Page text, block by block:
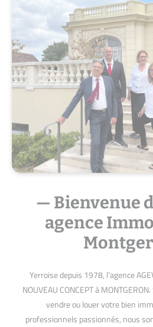
— Bienvenue
agence
Yerroise depuis 1978, l’agence
NOUVEAU CONCEPT à
vendre ou louer votre bien
professionnels passionnés, nous